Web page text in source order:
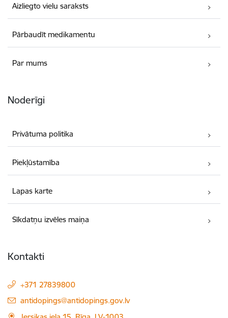
Aizliegto vielu saraksts
Pārbaudīt medikamentu
Par mums
Noderīgi
Privātuma politika
Piekļūstamība
Lapas karte
Sīkdatņu izvēles maiņa
Kontakti
+371 27839800
E-pasts:
antidopings@antidopings.gov.lv